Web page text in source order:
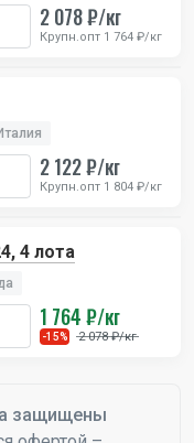
2 078 ₽/кг
Крупн.опт 1 764 ₽/кг
2 122 ₽/кг
Крупн.опт 1 804 ₽/кг
4 лота
1 764 ₽/кг
-15% 2 078 ₽/кг
защищены